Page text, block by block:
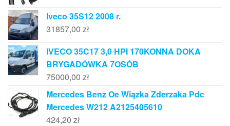
Iveco 35S12 2008 r.
31857,00 zł
IVECO 35C17 3,0 HPI 170KONNA DOKA
BRYGADÓWKA 7OSÓB
75000,00 zł
Mercedes Benz Oe Wiązka Zderzaka Pdc
Mercedes W212 A2125405610
424,20 zł